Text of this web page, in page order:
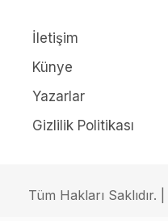
İletişim
Künye
Yazarlar
Gizlilik Politikası
Tüm Hakları Saklıdır. |